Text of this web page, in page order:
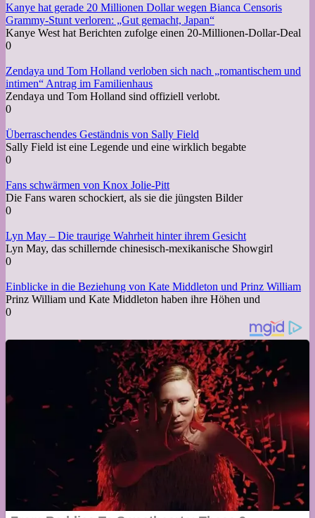
Kanye hat gerade 20 Millionen Dollar wegen Bianca Censoris
Grammy-Stunt verloren: „Gut gemacht, Japan“
Kanye West hat Berichten zufolge einen 20-Millionen-Dollar-Deal
0
Zendaya und Tom Holland verloben sich nach „romantischem und
intimen“ Antrag im Familienhaus
Zendaya und Tom Holland sind offiziell verlobt.
0
Überraschendes Geständnis von Sally Field
Sally Field ist eine Legende und eine wirklich begabte
0
Fans schwärmen von Knox Jolie-Pitt
Die Fans waren schockiert, als sie die jüngsten Bilder
0
Lyn May – Die traurige Wahrheit hinter ihrem Gesicht
Lyn May, das schillernde chinesisch-mexikanische Showgirl
0
Einblicke in die Beziehung von Kate Middleton und Prinz William
Prinz William und Kate Middleton haben ihre Höhen und
0